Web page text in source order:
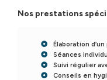
Nos prestations
Élaboration
Séances
Suivi régulier
Conseils en